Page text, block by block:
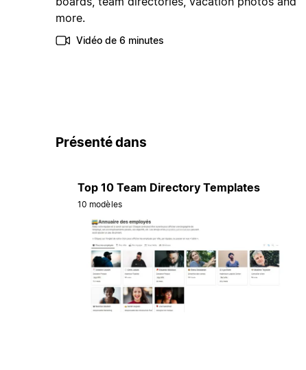
more.
Vidéo de 6 minutes
Présenté dans
Top 10 Team Directory Templates
10 modèles